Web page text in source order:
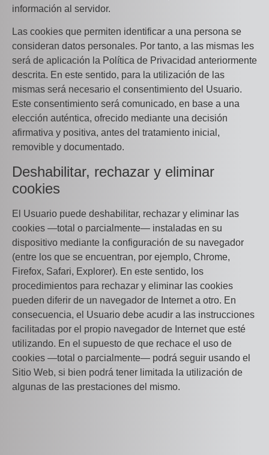
información al servidor.
Las cookies que permiten identificar a una persona se
consideran datos personales. Por tanto, a las mismas les
será de aplicación la Política de Privacidad anteriormente
descrita. En este sentido, para la utilización de las
mismas será necesario el consentimiento del Usuario.
Este consentimiento será comunicado, en base a una
elección auténtica, ofrecido mediante una decisión
afirmativa y positiva, antes del tratamiento inicial,
removible y documentado.
Deshabilitar, rechazar y eliminar
cookies
El Usuario puede deshabilitar, rechazar y eliminar las
cookies —total o parcialmente— instaladas en su
dispositivo mediante la configuración de su navegador
(entre los que se encuentran, por ejemplo, Chrome,
Firefox, Safari, Explorer). En este sentido, los
procedimientos para rechazar y eliminar las cookies
pueden diferir de un navegador de Internet a otro. En
consecuencia, el Usuario debe acudir a las instrucciones
facilitadas por el propio navegador de Internet que esté
utilizando. En el supuesto de que rechace el uso de
cookies —total o parcialmente— podrá seguir usando el
Sitio Web, si bien podrá tener limitada la utilización de
algunas de las prestaciones del mismo.